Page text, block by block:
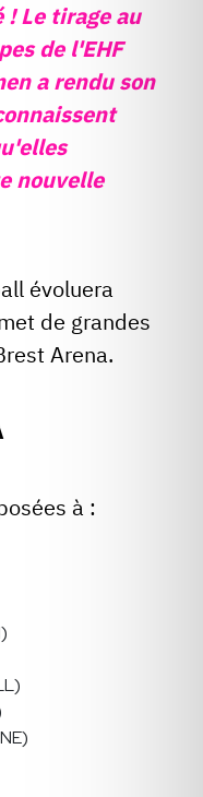
! Le tirage au
de l'EHF
a rendu son
nouvelle
évoluera
de grandes
Arena.
à :